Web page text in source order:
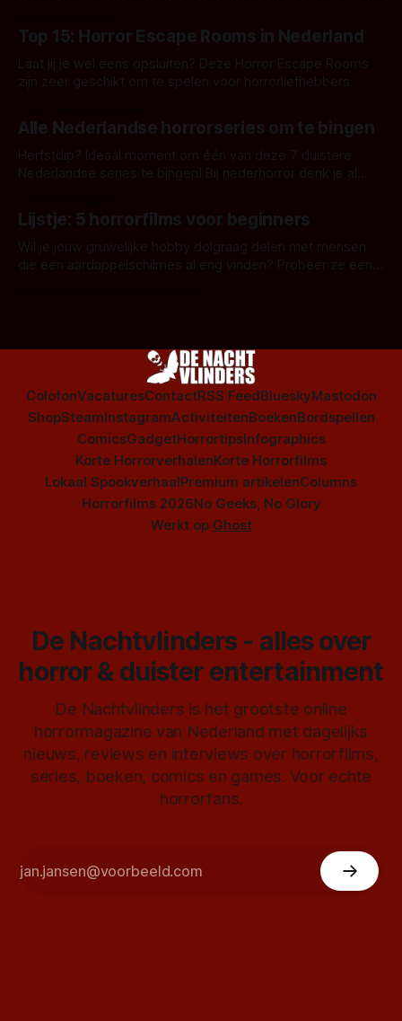
Top 15: Horror Escape Rooms in Nederland
Laat jij je wel eens opsluiten? Deze Horror Escape Rooms
zijn zeer geschikt om te spelen voor horrorliefhebbers.
Alle Nederlandse horrorseries om te bingen
Herfstdip? Ideaal moment om één van deze 7 duistere
Nederlandse series te bingen! Bij nederhorror denk je al
Amsterdamned of The Johnsons. Maar Nederlandse horror
is niet beperkt tot films. Hier een aantal Nederlandse tv-
series uit het duistere of horrorgenre. Als
Lijstje: 5 horrorfilms voor beginners
Wil je jouw gruwelijke hobby dolgraag delen met mensen
die een aardappelschilmes al eng vinden? Probeer ze eens
ColofonVacaturesContactRSS FeedBlueskyMastodon
ShopSteamInstagramActiviteitenBoekenBordspellen
ComicsGadgetHorrortipsInfographics
Korte HorrorverhalenKorte Horrorfilms
Lokaal SpookverhaalPremium artikelenColumns
Horrorfilms 2026No Geeks, No Glory
Werkt op Ghost
De Nachtvlinders - alles over
horror & duister entertainment
De Nachtvlinders is het grootste online
horrormagazine van Nederland met dagelijks
nieuws, reviews en interviews over horrorfilms,
series, boeken, comics en games. Voor echte
horrorfans.